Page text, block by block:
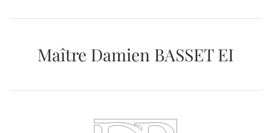
Maître Damien BASSET EI